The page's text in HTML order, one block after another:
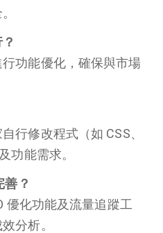
功能優化，確保與市場
行修改程式（如 CSS、
功能需求。
善？
優化功能及流量追蹤工
分析。